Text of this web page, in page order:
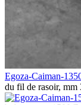
Egoza-Caiman-
du fil de rasoir, mm